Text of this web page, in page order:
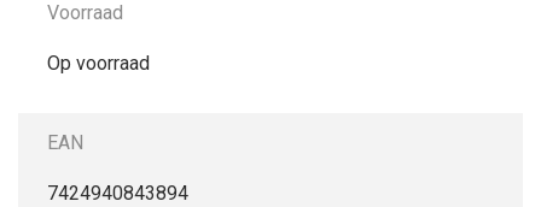
Voorraad
Op voorraad
EAN
7424940843894